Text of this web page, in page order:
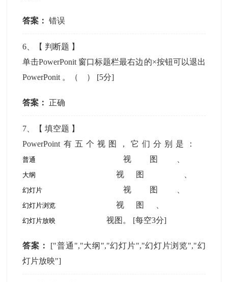
答案： 错误
6 、【 判断题 】
单击PowerPonit 窗口标题栏最右边的×按钮可以退出
PowerPonit 。（ ） [5分]
答案： 正确
7 、【填空题 】
PowerPoint有五个视图，它们分别是：
视图、
视图 、
视图、
视图、
视图。 [每空3分]
答案：
["普通","大纲","幻灯片","幻灯片浏览","幻
灯片放映"]